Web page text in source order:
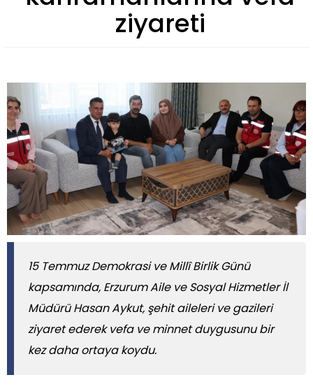
ziyareti
15 Temmuz Demokrasi ve Millî Birlik Günü
kapsamında, Erzurum Aile ve Sosyal Hizmetler İl
Müdürü Hasan Aykut, şehit aileleri ve gazileri
ziyaret ederek vefa ve minnet duygusunu bir
kez daha ortaya koydu.